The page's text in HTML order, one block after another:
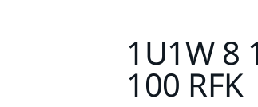
1U1W 8
100 RFK